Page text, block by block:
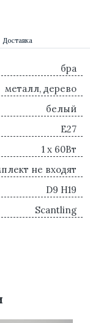
Доставка
бра
металл, дерево
белый
E27
1 x 60Вт
не входят
D9 H19
Scantling